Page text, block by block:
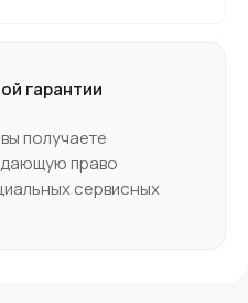
гарантии
получаете
право
сервисных